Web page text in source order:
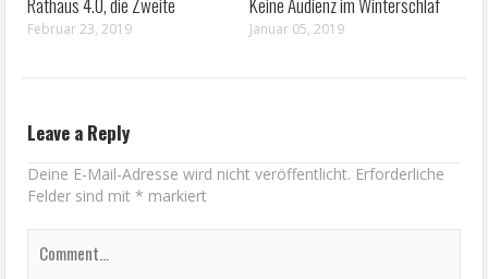
Februar 23, 2019 Januar 05, 2019
Leave a Reply
Deine E-Mail-Adresse wird nicht veröffentlicht. Erforderliche
Felder sind mit* markiert